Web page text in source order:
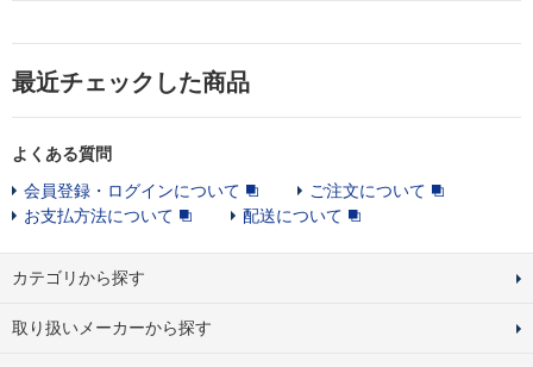
最近チェックした商品
よくある質問
会員登録・ログインについて
ご注文について
お支払方法について
配送について
カテゴリから探す
取り扱いメーカーから探す